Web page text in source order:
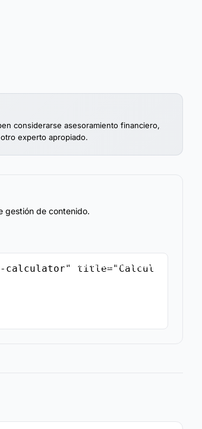
considerarse asesoramiento financiero,
experto apropiado.
gestión de contenido.
calculator" title="Calcul
Copiar Código de Inserción